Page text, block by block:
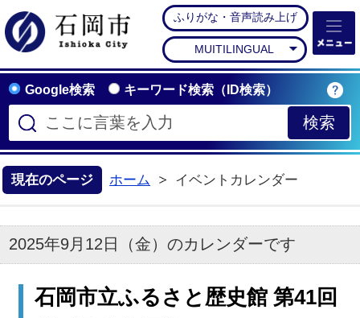
石岡市公式ホームペー
ふりがな・音声読み上げ
MUITILINGUAL
Google検索 キーワード検索（ID検索）
現在のページ ホーム イベントカレンダー
2025年9月12日（金）のカレンダーです
石岡市立ふるさと歴史館 第41回